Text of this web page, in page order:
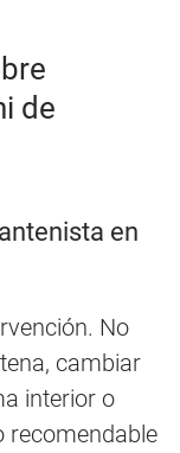
de
en
No
cambiar
interior o
recomendable